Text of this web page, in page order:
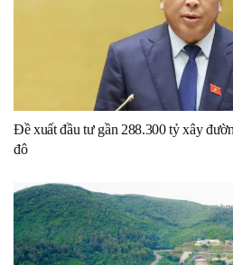
Đề xuất đầu tư gần 288.300 tỷ xây
đô